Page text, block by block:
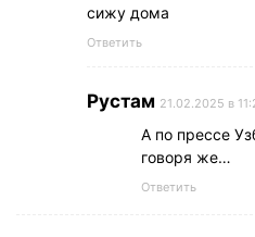
сижу дома
Ответить
Рустам 21.02.2025 в
А по прессе
говоря же…
Ответить